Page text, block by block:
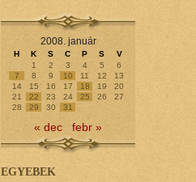
2008. január
H K S C P S
V
1
2 3 4 5
6
7
8 9 10 11 12
13
14
15 16 17 18 19
20
21
22 23 24 25 26
27
28
29 30 31
« dec febr »
EGYEBEK